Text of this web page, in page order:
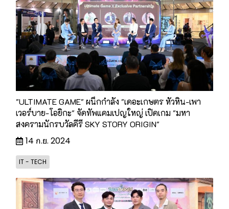
"ULTIMATE GAME" ผนึกกำลัง "เดอะเกษตร หัวหิน-เพา
เวอร์บาย-โอยิกะ" จัดทัพแคมเปญใหญ่ เปิดเกม "มหา
สงครามนักรบวัลคีรี SKY STORY ORIGIN"
14 ก.ย. 2024
IT - TECH